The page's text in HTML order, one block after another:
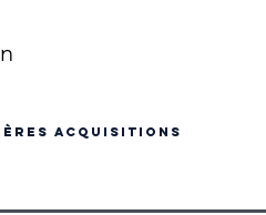
acquisitions